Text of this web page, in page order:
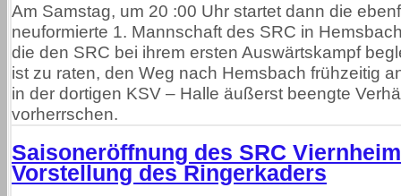
Am Samstag, um 20 :00 Uhr startet dann die
neuformierte 1. Mannschaft des SRC in
die den SRC bei ihrem ersten Auswärtskampf
ist zu raten, den Weg nach Hemsbach frühzeitig
in der dortigen KSV – Halle äußerst beengte
vorherrschen.
Saisoneröffnung des SRC
Vorstellung des Ringerkaders